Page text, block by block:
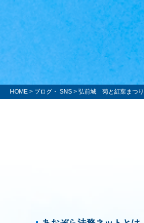
HOME > ブログ・ SNS > 弘前城 菊と紅葉まつり